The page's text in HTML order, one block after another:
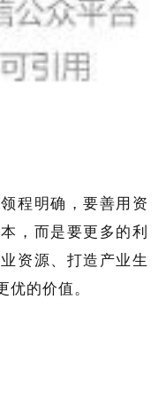
程明确，要善用资
，而是要更多的利
资源、打造产业生
的价值。